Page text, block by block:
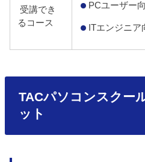
受講でき
るコース
PCユーザー
ITエンジニア
TACパソコンスクー
ット